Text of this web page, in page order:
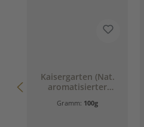
Kaisergarten (Nat.
aromatisierter
Pfirsich-Papaya-
Gramm: 100g